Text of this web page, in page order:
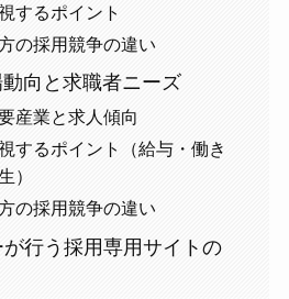
するポイント
の採用競争の違い
向と求職者ニーズ
産業と求人傾向
するポイント（給与・働き
）
の採用競争の違い
行う採用専用サイトの